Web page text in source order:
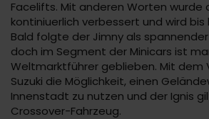
Facelifts. Mit anderen Worten wurde
kontiniuerlich verbessert und wird
Bald folgte der Jimny als
doch im Segment der Minicars ist
Weltmarktführer geblieben. Mit dem
Suzuki die Möglichkeit, einen
Innenstadt zu nutzen und der Ignis
Crossover-Fahrzeug.